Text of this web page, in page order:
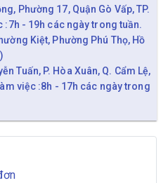
Phường 17, Quận Gò Vấp, TP.
:7h - 19h các ngày trong tuần.
Kiệt, Phường Phú Thọ, Hồ
Tuấn, P. Hòa Xuân, Q. Cẩm Lệ,
việc :8h - 17h các ngày trong